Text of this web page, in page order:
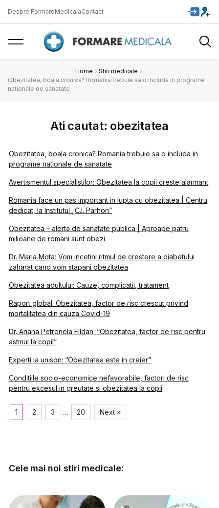
Despre FormareMedicalaContact
Home
Stiri medicale
Obezitatea, boala cronica? Romania trebuie sa o includa in programe
nationale de sanatate
Ati cautat: obezitatea
Obezitatea, boala cronica? Romania trebuie sa o includa in
programe nationale de sanatate
Avertismentul specialistilor: Obezitatea la copii creste alarmant
Romania face un pas important in lupta cu obezitatea | Centru
dedicat, la Institutul „C.I. Parhon”
Obezitatea – alerta de sanatate publica | Aproape patru
milioane de romani sunt obezi
Dr. Maria Mota: Vom incetini ritmul de crestere a diabetului
zaharat cand vom stapani obezitatea
Obezitatea adultului: Cauze, complicatii, tratament
Raport global: Obezitatea, factor de risc crescut privind
mortalitatea din cauza Covid-19
Dr. Ariana Petronela Fildan: “Obezitatea, factor de risc pentru
astmul la copil”
Experti la unison: “Obezitatea este in creier”
Conditiile socio-economice nefavorabile, factori de risc
pentru excesul in greutate si obezitatea la copii
1 2 3 … 20 Next »
Cele mai noi stiri medicale: